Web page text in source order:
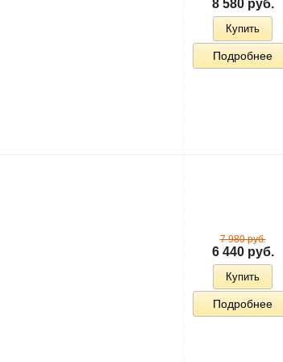
8 580 руб.
Купить
Подробнее
7 980 руб.
6 440 руб.
Купить
Подробнее